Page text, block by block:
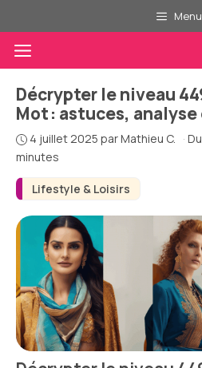
au
contenu
Menu
Menu
Lifestyle & Loisirs
Décrypter le niveau
Mot : astuces,
4 juillet 2025 parMathieu C. ·
minutes